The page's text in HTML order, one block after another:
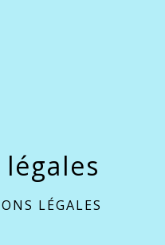
LÉGALES